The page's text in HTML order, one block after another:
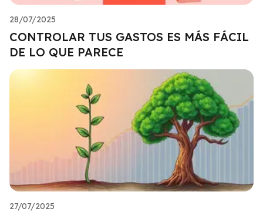
28/07/2025
CONTROLAR TUS GASTOS ES MÁS FÁCIL
DE LO QUE PARECE
27/07/2025